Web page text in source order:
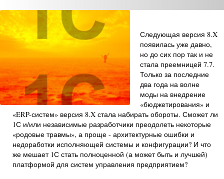
Следующая версия 8.X
появилась уже давно,
но до сих пор так и не
стала преемницей 7.7.
Только за последние
два года на волне
моды на внедрение
«бюджетирования» и
«ERP-систем» версия 8.X стала набирать обороты. Сможет ли
1С и/или независимые разработчики преодолеть некоторые
«родовые травмы», а проще - архитектурные ошибки и
недоработки исполняющей системы и конфигурации? И что
же мешает 1С стать полноценной (а может быть и лучшей)
платформой для систем управления предприятием?